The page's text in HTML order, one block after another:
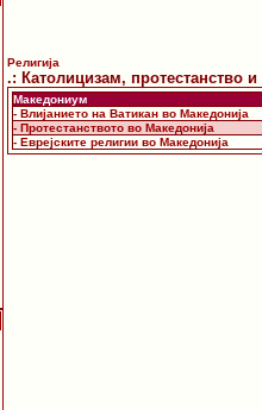
Религија
.: Католицизам, протестанство
Македониум
- Влијанието на Ватикан во Македонија
- Протестанството во Македонија
- Еврејските религии во Македонија